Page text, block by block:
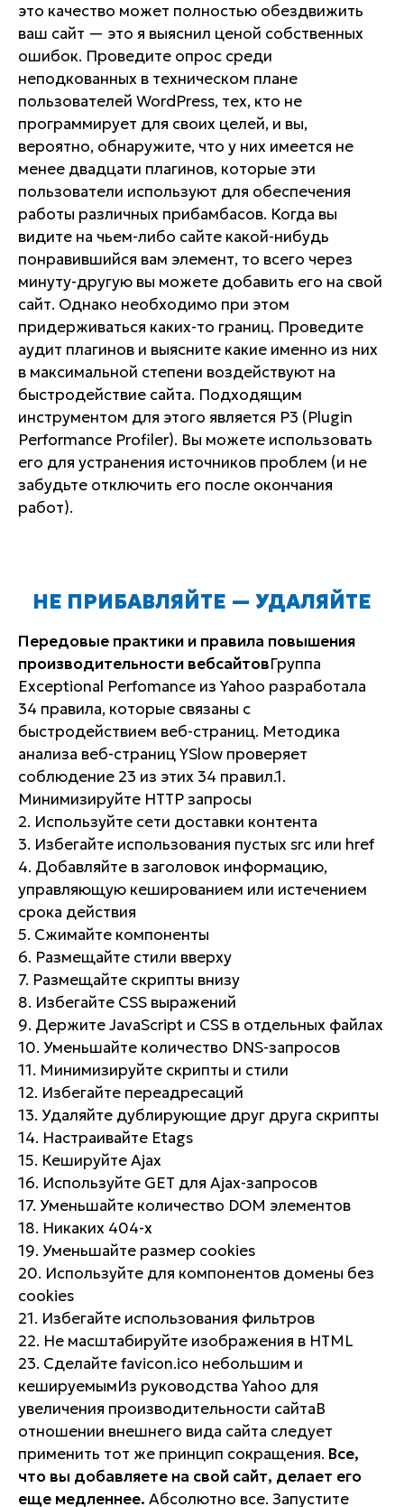
это качество может полностью обездвижить
ваш сайт — это я выяснил ценой собственных
ошибок. Проведите опрос среди
неподкованных в техническом плане
пользователей WordPress, тех, кто не
программирует для своих целей, и вы,
вероятно, обнаружите, что у них имеется не
менее двадцати плагинов, которые эти
пользователи используют для обеспечения
работы различных прибамбасов. Когда вы
видите на чьем-либо сайте какой-нибудь
понравившийся вам элемент, то всего через
минуту-другую вы можете добавить его на свой
сайт. Однако необходимо при этом
придерживаться каких-то границ. Проведите
аудит плагинов и выясните какие именно из них
в максимальной степени воздействуют на
быстродействие сайта. Подходящим
инструментом для этого является Р3 (Plugin
Performance Profiler). Вы можете использовать
его для устранения источников проблем (и не
забудьте отключить его после окончания
работ).
НЕ ПРИБАВЛЯЙТЕ — УДАЛЯЙТЕ
Передовые практики и правила повышения
производительности вебсайтовГруппа
Exceptional Perfomance из Yahoo разработала
34 правила, которые связаны с
быстродействием веб-страниц. Методика
анализа веб-страниц YSlow проверяет
соблюдение 23 из этих 34 правил.1.
Минимизируйте HTTP запросы
2. Используйте сети доставки контента
3. Избегайте использования пустых src или href
4. Добавляйте в заголовок информацию,
управляющую кешированием или истечением
срока действия
5. Сжимайте компоненты
6. Размещайте стили вверху
7. Размещайте скрипты внизу
8. Избегайте CSS выражений
9. Держите JavaScript и CSS в отдельных файлах
10. Уменьшайте количество DNS-запросов
11. Минимизируйте скрипты и стили
12. Избегайте переадресаций
13. Удаляйте дублирующие друг друга скрипты
14. Настраивайте Etags
15. Кешируйте Ajax
16. Используйте GET для Ajax-запросов
17. Уменьшайте количество DOM элементов
18. Никаких 404-х
19. Уменьшайте размер cookies
20. Используйте для компонентов домены без
cookies
21. Избегайте использования фильтров
22. Не масштабируйте изображения в HTML
23. Сделайте favicon.ico небольшим и
кешируемымИз руководства Yahoo для
увеличения производительности сайтаВ
отношении внешнего вида сайта следует
применить тот же принцип сокращения. Все,
что вы добавляете на свой сайт, делает его
еще медленнее. Абсолютно все. Запустите